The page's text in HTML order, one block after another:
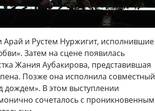
и Рустем Нуржигит, исполнившие
Затем на сцене появилась
Жания Аубакирова, представившая
Позже она исполнила совместный
В этом выступлении
сочеталось с проникновенным